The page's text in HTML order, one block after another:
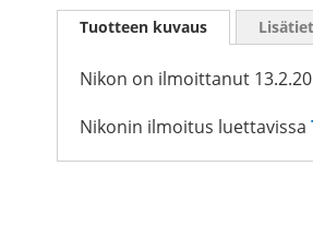
to
images
gallery
Tuotteen kuvaus
Nikon on ilmoittanut
Nikonin ilmoitus luettavissa